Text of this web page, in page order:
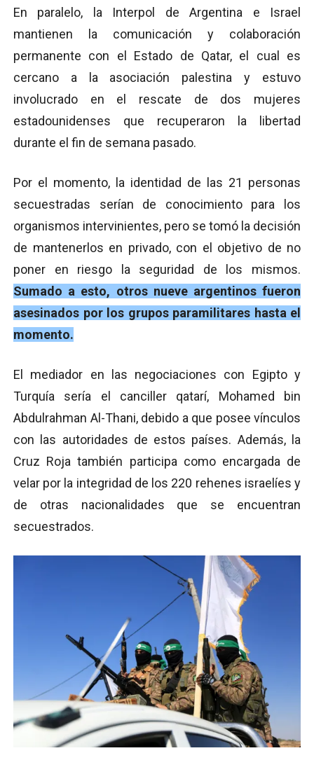
En paralelo, la Interpol de Argentina e Israel
mantienen la comunicación y colaboración
permanente con el Estado de Qatar, el cual es
cercano a la asociación palestina y estuvo
involucrado en el rescate de dos mujeres
estadounidenses que recuperaron la libertad
durante el fin de semana pasado.
Por el momento, la identidad de las 21 personas
secuestradas serían de conocimiento para los
organismos intervinientes, pero se tomó la decisión
de mantenerlos en privado, con el objetivo de no
poner en riesgo la seguridad de los mismos.
Sumado a esto, otros nueve argentinos fueron
asesinados por los grupos paramilitares hasta el
momento.
El mediador en las negociaciones con Egipto y
Turquía sería el canciller qatarí, Mohamed bin
Abdulrahman Al-Thani, debido a que posee vínculos
con las autoridades de estos países. Además, la
Cruz Roja también participa como encargada de
velar por la integridad de los 220 rehenes israelíes y
de otras nacionalidades que se encuentran
secuestrados.